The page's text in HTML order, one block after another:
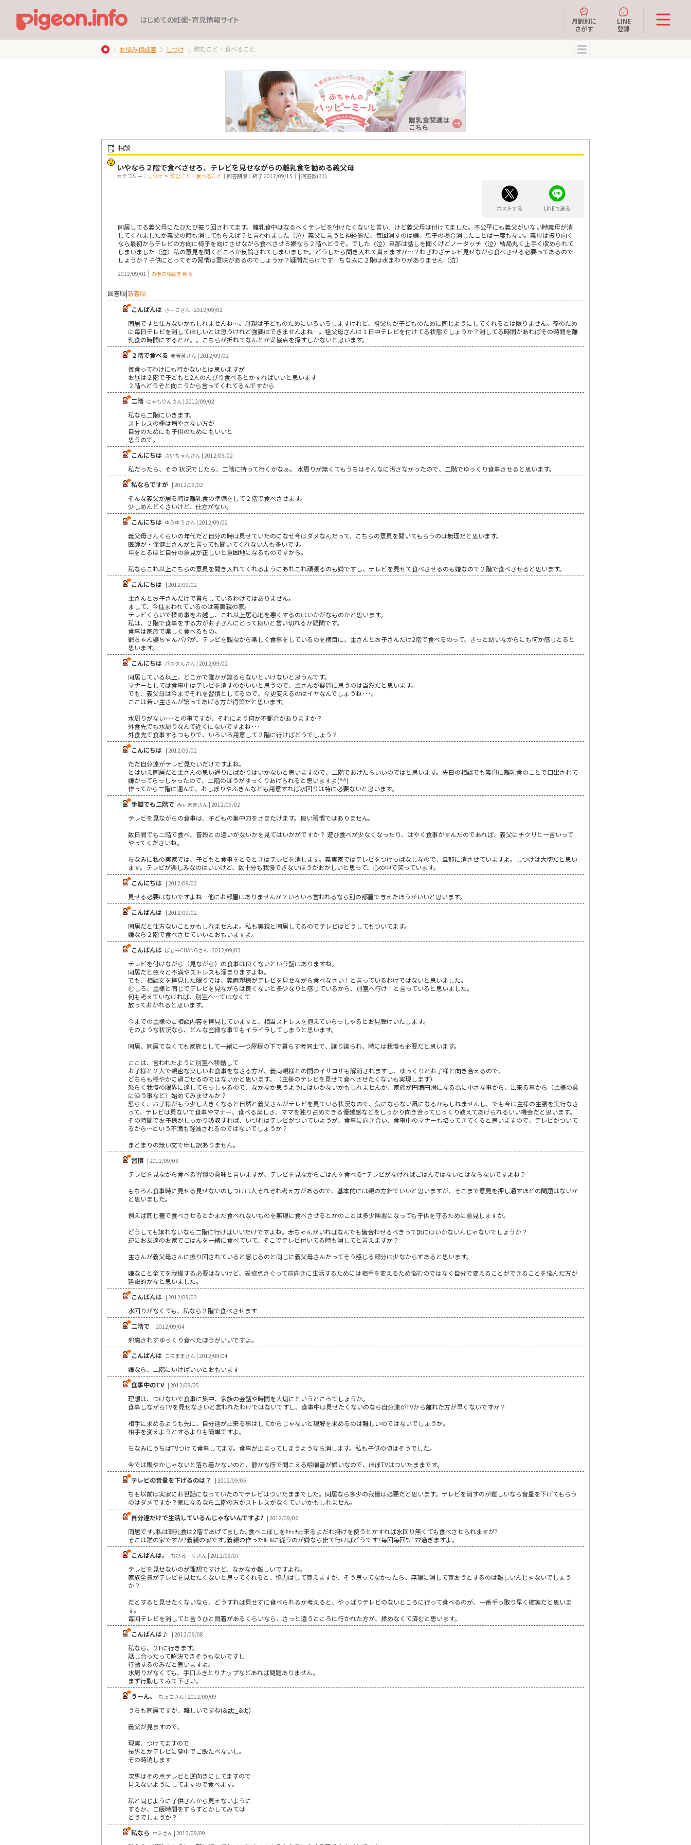
はじめての妊娠・育児情報サイト
月齢別に
さがす
LINE
登録
お悩み相談室 しつけ 飲むこと・食べること
相談
いやなら２階で食べさせろ、テレビを見せながらの離乳食を勧める義父母
カテゴリー： しつけ > 飲むこと・食べること ｜回答期限：終了 2012/09/15｜ | 回答数(33)
ポストする LINEで送る
同居してる義父母にたびたび振り回されてます。離乳食中はなるべくテレビを付けたくないと言い、けど義父母は付けてました。不公平にも義父がいない時義母が消
してくれましたが義父の時も消してもらえば？と言われました（泣）義父に言うと神経質だ、毎回消すのは嫌、息子の場合消したことは一度もない。義母は振り向く
なら最初からテレビの方向に椅子を向けさせながら食べさせろ嫌なら２階へどうぞ。でした（泣）旦那は話しを聞くけどノータッチ（泣）結局丸く上手く収められて
しまいました（泣）私の意見を聞くどころか反論されてしまいました。どうしたら聞き入れて貰えますか…？わざわざテレビ見せながら食べさせる必要ってあるので
しょうか？子供にとってその習慣は意味があるのでしょうか？疑問だらけです…ちなみに２階は水まわりがありません（泣）
2012/09/01 | の他の相談を見る
回答順|新着順
こんばんは さーこさん | 2012/09/02
同居ですと仕方ないかもしれませんね…。母親は子どものためにいろいろしますけれど、祖父母が子どものために同じようにしてくれるとは限りません。孫のため
に毎日テレビを消してほしいとは思うけれど強要はできませんよね…。祖父母さんは１日中テレビを付けてる状態でしょうか？消してる時間があればその時間を離
乳食の時間にするとか。。こちらが折れてなんとか妥協点を探すしかないと思います。
２階で食べる 赤青黄さん | 2012/09/02
毎食ってわけにも行かないとは思いますが
お昼は２階で子どもと2人のんびり食べるとかすればいいと思います
２階へどうぞと向こうから言ってくれてるんですから
二階 にゃもりんさん | 2012/09/02
私なら二階にいきます。
ストレスの種は増やさない方が
自分のためにも子供のためにもいいと
思うので。
こんにちは さいちゃんさん | 2012/09/02
私だったら、その 状況でしたら、二階に持って行くかなぁ。 水周りが無くてもうちはそんなに汚さなかったので、二階でゆっくり食事させると思います。
私ならですが | 2012/09/02
そんな義父が居る時は離乳食の準備をして２階で食べさせます。
少しめんどくさいけど、仕方がない。
こんにちは ゆうゆうさん | 2012/09/02
義父母さんくらいの年代だと自分の時は見せていたのになぜ今はダメなんだって、こちらの意見を聞いてもらうのは無理だと思います。
医師が・保健士さんがと言っても聞いてくれない人も多いです。
年をとるほど自分の意見が正しいと意固地になるものですから。
私ならこれ以上こちらの意見を聞き入れてくれるようにあれこれ頑張るのも嫌ですし、テレビを見せて食べさせるのも嫌なので２階で食べさせると思います。
こんにちは | 2012/09/02
主さんとお子さんだけで暮らしているわけではありません。
まして、今住まわれているのは義両親の家。
テレビくらいで揉め事をお越し、これ以上居心地を悪くするのはいかがなものかと思います。
私は、２階で食事をする方がお子さんにとって良いと言い切れるか疑問です。
食事は家族で楽しく食べるもの。
爺ちゃん婆ちゃんパパが、テレビを観ながら楽しく食事をしているのを横目に、主さんとお子さんだけ2階で食べるのって、きっと幼いながらにも何か感じとると
思います。
こんにちは パスタんさん | 2012/09/02
同居している以上、どこかで誰かが譲るらないといけないと思うんです。
マナーとしては食事中はテレビを消すのがいいと思うので、主さんが疑問に思うのは当然だと思います。
でも、義父母は今までそれを習慣としてるので、今更変えるのはイヤなんでしょうね･･･。
ここは若い主さんが譲ってあげる方が得策だと思います。
水周りがない･･･との事ですが、それにより何か不都合がありますか？
外食先でも水周りなんて近くにないですよね･･･
外食先で食事するつもりで、いろいろ用意して２階に行けばどうでしょう？
こんにちは | 2012/09/02
ただ自分達がテレビ見たいだけですよね。
とはいえ同居だと主さんの思い通りにばかりはいかないと思いますので、二階であげたらいいのではと思います。先日の相談でも義母に離乳食のことで口出されて
嫌がってらっしゃったので、二階のほうがゆっくりあげられると思いますよ(^^)
作ってから二階に運んで、おしぼりやふきんなども用意すれば水回りは特に必要ないと思います。
手間でも二階で みぃままさん | 2012/09/02
テレビを見ながらの食事は、子どもの集中力をさまたげます。良い習慣ではありません。
数日間でも二階で食べ、普段との違いがないかを見てはいかがですか？ 遊び食べが少なくなったり、はやく食事がすんだのであれば、義父にチクリと一言いって
やってくださいね。
ちなみに私の実家では、子どもと食事をとるときはテレビを消します。義実家ではテレビをつけっぱなしなので、旦那に消させていますよ。しつけは大切だと思い
ます。テレビが楽しみなのはいいけど、数十分も我慢できないほうがおかしいと思って、心の中で笑っています。
こんにちは | 2012/09/02
見せる必要はないですよね…他にお部屋はありませんか？いろいろ言われるなら別の部屋で与えたほうがいいと思います。
こんばんは | 2012/09/02
同居だと仕方ないことかもしれませんよ。私も実親と同居してるのでテレビはどうしてもついてます。
嫌なら２階で食べさせていいとおもいますよ。
こんばんは ぼぉ→CHANGさん | 2012/09/03
テレビを付けながら（見ながら）の食事は良くないという話はありますね。
同居だと色々と不満やストレスも溜まりますよね。
でも、相談文を拝見した限りでは、義両親様がテレビを見せながら食べなさい！と言っているわけではないと思いました。
むしろ、主様と同じでテレビを見ながらは良くないと多少なりと感じているから、別室へ行け！と言っていると思いました。
何も考えていなければ、別室へ…ではなくて
放っておかれると思います。
今までの主様のご相談内容を拝見していますと、相当ストレスを抱えていらっしゃるとお見受けいたします。
そのような状況なら、どんな些細な事でもイライラしてしまうと思います。
同居、同居でなくても家族として一緒に一つ屋根の下で暮らす者同士で、譲り譲られ、時には我慢も必要だと思います。
ここは、言われたように別室へ移動して
お子様と２人で親密な楽しいお食事をなさる方が、義両親様との間のイザコザも解消されますし、ゆっくりとお子様と向き合えるので、
どちらも穏やかに過ごせるのではないかと思います。（主様のテレビを見せて食べさせたくないも実現します）
恐らく我慢の限界に達してらっしゃるので、なかなか思うようにはいかないかもしれませんが、家族が円満円滑になる為に小さな事から、出来る事から（主様の意
に沿う事など）始めてみませんか？
恐らく、お子様がもう少し大きくなると自然と義父さんがテレビを見ている状況なので、気にならない風になるかもしれませんし、でも今は主様の主張を実行なさ
って、テレビは見ないで食事やマナー、食べる楽しさ、ママを独り占めできる優越感などをしっかり向き合ってじっくり教えてあげられるいい機会だと思います。
その時間でお子様がしっかり吸収すれば、いづれはテレビがついていようが、食事に向き合い、食事中のマナーも培ってきてくると思いますので、テレビがついて
るから…という不満も軽減されるのではないでしょうか？
まとまりの無い文で申し訳ありません。
習慣 | 2012/09/03
テレビを見ながら食べる習慣の意味と言いますが、テレビを見ながらごはんを食べる=テレビがなければごはんではないとはならないですよね？
もちろん食事時に見せる見せないのしつけは人それぞれ考え方があるので、基本的には親の方針でいいと思いますが、そこまで意見を押し通すほどの問題はないか
と思いました。
例えば同じ箸で食べさせるとかまだ食べれないものを無理に食べさせるとかのことは多少険悪になっても子供を守るために意見しますが。
どうしても譲れないなら二階に行けばいいだけですよね。赤ちゃんがいればなんでも皆合わせるべきって訳にはいかないんじゃないでしょうか？
逆にお友達のお家でごはんを一緒に食べていて、そこでテレビ付いてる時も消してと言えますか？
主さんが義父母さんに振り回されていると感じるのと同じに義父母さんだってそう感じる部分は少なからずあると思います。
嫌なこと全てを我慢する必要はないけど、妥協点さぐって前向きに生活するためには相手を変えるため悩むのではなく自分で変えることができることを悩んだ方が
建設的かなと思いました。
こんばんは | 2012/09/03
水回りがなくても、私なら２階で食べさせます
二階で | 2012/09/04
邪魔されずゆっくり食べたほうがいいですよ。
こんばんは ニモままさん | 2012/09/04
嫌なら、二階にいけばいいとおもいます
食事中のTV | 2012/09/05
理想は、つけないで食事に集中、家族の会話や時間を大切にというところでしょうか。
食事しながらTVを見せなさいと言われたわけではないですし、食事中は見せたくないのなら自分達がTVから離れた方が早くないですか？
相手に求めるよりも先に、自分達が出来る事はしてからじゃないと理解を求めるのは難しいのではないでしょうか。
相手を変えようとするよりも簡単ですよ。
ちなみにうちはTVつけて食事してます。食事が止まってしまうようなら消します。私も子供の頃はそうでした。
今では賑やかじゃないと落ち着かないのと、静かな所で聞こえる咀嚼音が嫌いなので、ほぼTVはついたままです。
テレビの音量を下げるのは？
| 2012/09/05
ちも以前は実家にお世話になっていたのでテレビはついたままでした。同居なら多少の我慢は必要だと思います。テレビを消すのが難しいなら音量を下げてもらう
のはダメですか？気になるなら二階の方がストレスがなくていいかもしれません。
自分達だけで生活しているんじゃないんですよ? | 2012/09/06
同居です｡私は離乳食は2階であげてました｡食べこぼしをｷｬｯﾁ出来るよだれ掛けを使うとかすれば水回り無くても食べさせられますが?
そこは誰の家ですか?義親の家です｡義親の作ったﾙｰﾙに従うのが嫌なら出て行けばどうです?毎回毎回ﾜｶﾞﾏﾏ過ぎますよ｡
こんばんは。
ちびるーくさん | 2012/09/07
テレビを見せないのが理想ですけど、なかなか難しいですよね。
家族全員がテレビを見せたくないと思ってくれると、協力はして貰えますが、そう思ってなかったら、無理に消して貰おうとするのは難しいんじゃないでしょう
か？
だとすると見せたくないなら、どうすれば見せずに食べられるか考えると、やっぱりテレビのないところに行って食べるのが、一番手っ取り早く確実だと思いま
す。
毎回テレビを消してと言うひと悶着があるくらいなら、さっと違うところに行かれた方が、揉めなくて済むと思います。
こんばんは♪
| 2012/09/08
私なら、２Fに行きます。
話し合ったって解決できそうもないですし
行動するのみだと思いますよ。
水周りがなくても、手口ふきとりナップなどあれば問題ありません。
まず行動してみて下さい。
うーん。
ちょこさん | 2012/09/09
うちも同居ですが、難しいですね(&gt;_&lt;)
義父が見ますので。
現実、つけてますので
長男とかテレビに夢中でご飯たべないし。
その時消します…
次男はその点テレビと逆向きにしてますので
見えないようにしてますので食べます。
私と同じように子供さんから見えないように
するか、ご飯時間をずらすとかしてみては
どうでしょうか？
私なら ホミさん | 2012/09/09